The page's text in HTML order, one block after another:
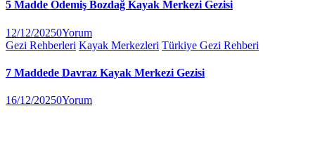
5 Madde Ödemiş Bozdağ Kayak Merkezi Gezisi
12/12/20250Yorum
Gezi Rehberleri Kayak Merkezleri Türkiye Gezi Rehberi
7 Maddede Davraz Kayak Merkezi Gezisi
16/12/20250Yorum